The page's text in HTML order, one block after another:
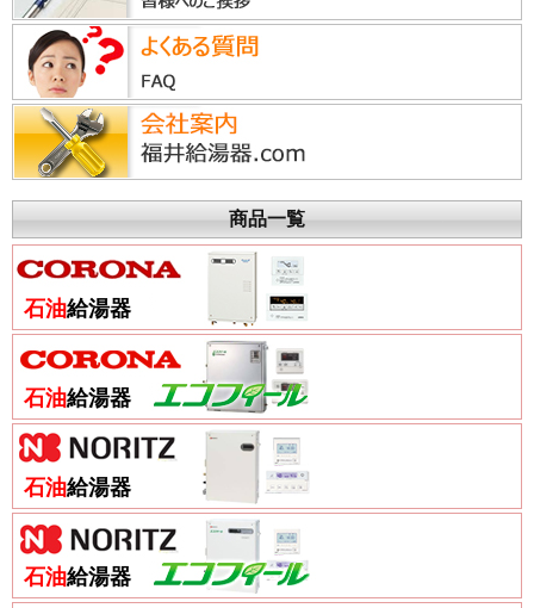
商品一覧
石油給湯器
石油給湯器
石油給湯器
石油給湯器